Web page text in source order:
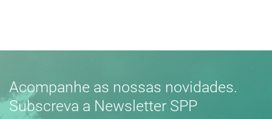
Acompanhe as nossas novidades.
Subscreva a Newsletter SPP